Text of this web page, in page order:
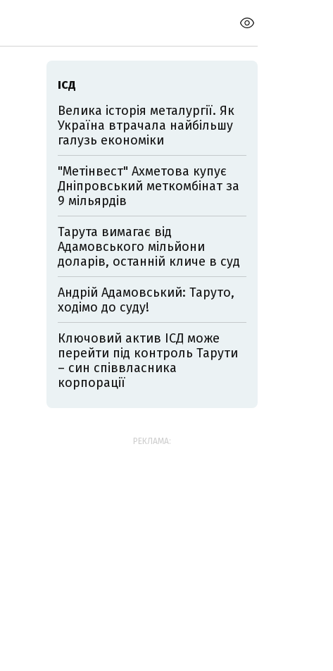
ІСД
Велика історія металургії. Як
Україна втрачала найбільшу
галузь економіки
"Метінвест" Ахметова купує
Дніпровський меткомбінат за
9 мільярдів
Тарута вимагає від
Адамовського мільйони
доларів, останній кличе в суд
Андрій Адамовський: Таруто,
ходімо до суду!
Ключовий актив ІСД може
перейти під контроль Тарути
– син співвласника
корпорації
РЕКЛАМА: